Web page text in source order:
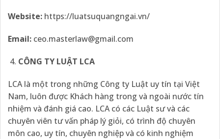
Website: https://luatsuquangngai.vn/
Email: ceo.masterlaw@gmail.com
CÔNG TY LUẬT LCA
LCA là một trong những Công ty Luật uy tín tại Việt
Nam, luôn được Khách hàng trong và ngoài nước tín
nhiệm và đánh giá cao. LCA có các Luật sư và các
chuyên viên tư vấn pháp lý giỏi, có trình độ chuyên
môn cao, uy tín, chuyên nghiệp và có kinh nghiệm